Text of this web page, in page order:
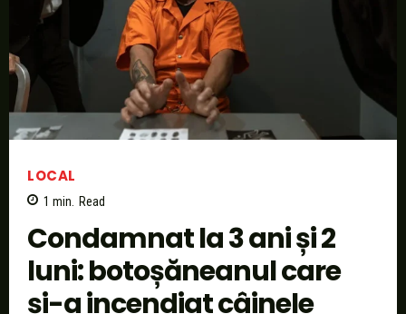
LOCAL
1 min. Read
Condamnat la 3 ani și 2
luni: botoșăneanul care
și-a incendiat câinele